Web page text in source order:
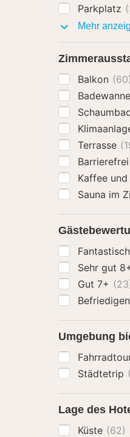
Parkplatz
Mehr
Balkon (60)
Badewanne
Terrasse
Barrierefrei
Kaffee und
Sauna im
Sehr gut
Gut 7+
Umgebung
Städtetrip
Lage des
Küste (62)